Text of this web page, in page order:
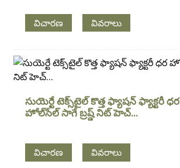
విచారణ వివరాలు
సుయెర్టే టెక్స్‌టైల్ కొత్త ఫ్యాషన్ ఫ్యాక్టరీ ధర
హోల్‌సేల్ సాగే బ్రష్డ్ నిట్ హెచ్...
విచారణ వివరాలు